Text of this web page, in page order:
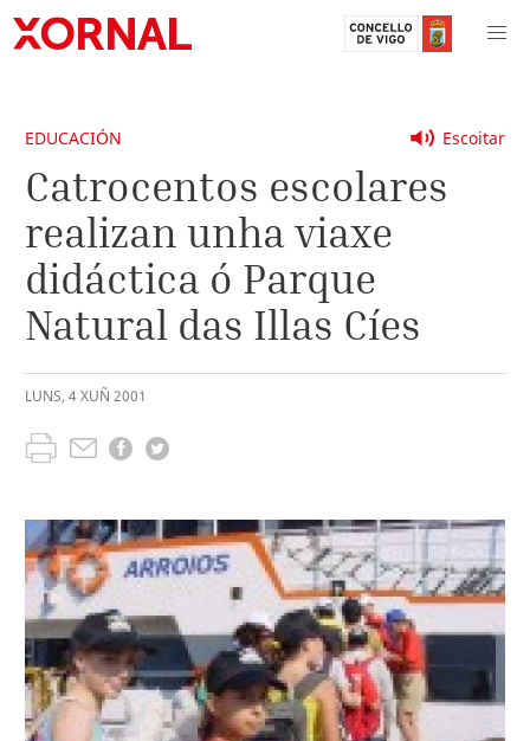
Escoitar
EDUCACIÓN
Catrocentos escolares
realizan unha viaxe
didáctica ó Parque
Natural das Illas Cíes
LUNS, 4XUÑ 2001